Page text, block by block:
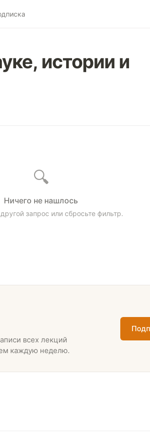
истории и
🔍
Ничего не нашлось
запрос или сбросьте фильтр.
всех лекций
каждую неделю.